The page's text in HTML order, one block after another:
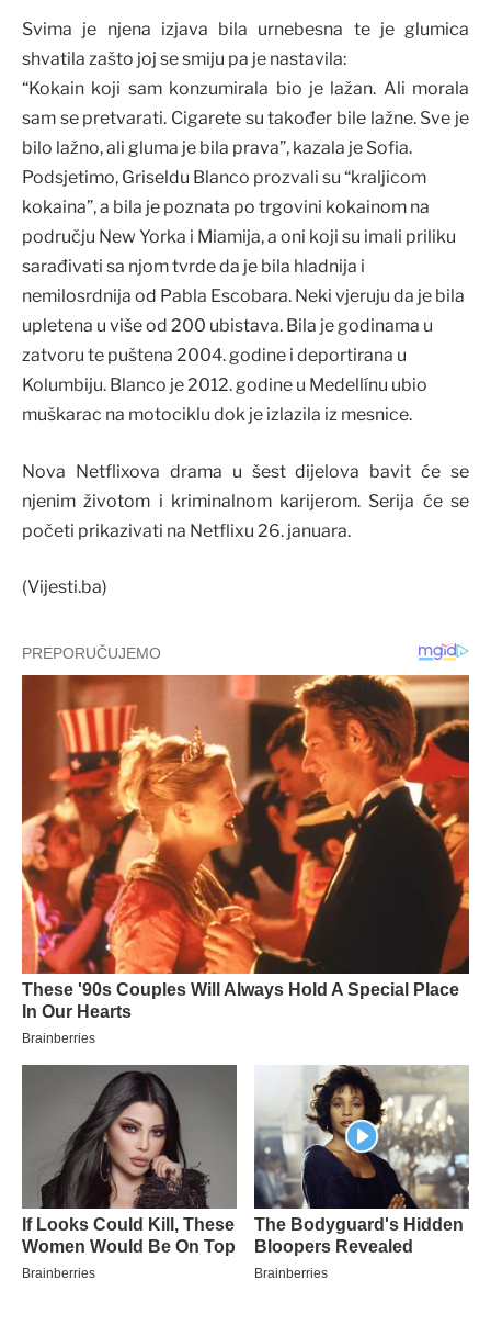
Svima je njena izjava bila urnebesna te je glumica
shvatila zašto joj se smiju pa je nastavila:
“Kokain koji sam konzumirala bio je lažan. Ali morala
sam se pretvarati. Cigarete su također bile lažne. Sve je
bilo lažno, ali gluma je bila prava”, kazala je Sofia.
Podsjetimo, Griseldu Blanco prozvali su “kraljicom
kokaina”, a bila je poznata po trgovini kokainom na
području New Yorka i Miamija, a oni koji su imali priliku
sarađivati sa njom tvrde da je bila hladnija i
nemilosrdnija od Pabla Escobara. Neki vjeruju da je bila
upletena u više od 200 ubistava. Bila je godinama u
zatvoru te puštena 2004. godine i deportirana u
Kolumbiju. Blanco je 2012. godine u Medellínu ubio
muškarac na motociklu dok je izlazila iz mesnice.
Nova Netflixova drama u šest dijelova bavit će se
njenim životom i kriminalnom karijerom. Serija će se
početi prikazivati na Netflixu 26. januara.
(Vijesti.ba)